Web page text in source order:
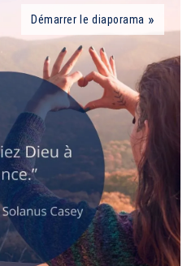
Démarrer le diaporama